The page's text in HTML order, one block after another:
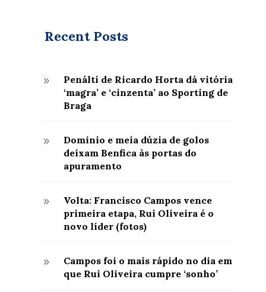
Recent Posts
9
Penálti de Ricardo Horta dá vitória
‘magra’ e ‘cinzenta’ ao Sporting de
Braga
9
Domínio e meia dúzia de golos
deixam Benfica às portas do
apuramento
9
Volta: Francisco Campos vence
primeira etapa, Rui Oliveira é o
novo líder (fotos)
9
Campos foi o mais rápido no dia em
que Rui Oliveira cumpre ‘sonho’